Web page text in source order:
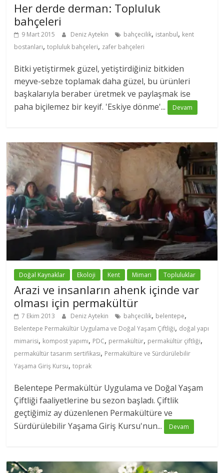
Her derde derman: Topluluk
bahçeleri
9 Mart 2015 Deniz Aytekin bahçecilik, istanbul, kent
bostanları,topluluk bahçeleri, zafer bahçeleri
Bitki yetiştirmek güzel, yetiştirdiğiniz bitkiden
meyve-sebze toplamak daha güzel, bu ürünleri
başkalarıyla beraber üretmek ve paylaşmak ise
paha biçilemez bir keyif. 'Eskiye dönme'...
Devam
Doğal Kaynaklar Ekoloji Kent Mimari Topluluklar
Arazi ve insanların ahenk içinde var
olması için permakültür
7 Ekim 2013 Deniz Aytekin bahçecilik, belentepe,
Belentepe Permakültür Uygulama ve Doğal Yaşam Çiftliği, doğal yapı
mimarisi, kompost yapımı, PDC, permakültür, permakültür çiftliği,
permakültür tasarım sertifikası, Permakültüre ve Sürdürülebilir
Yaşama Giriş Kursu,toprak
Belentepe Permakültür Uygulama ve Doğal Yaşam
Çiftliği faaliyetlerine bu sezon başladı. Çiftlik
geçtiğimiz ay düzenlenen Permakültüre ve
Sürdürülebilir Yaşama Giriş Kursu'nun...
Devam